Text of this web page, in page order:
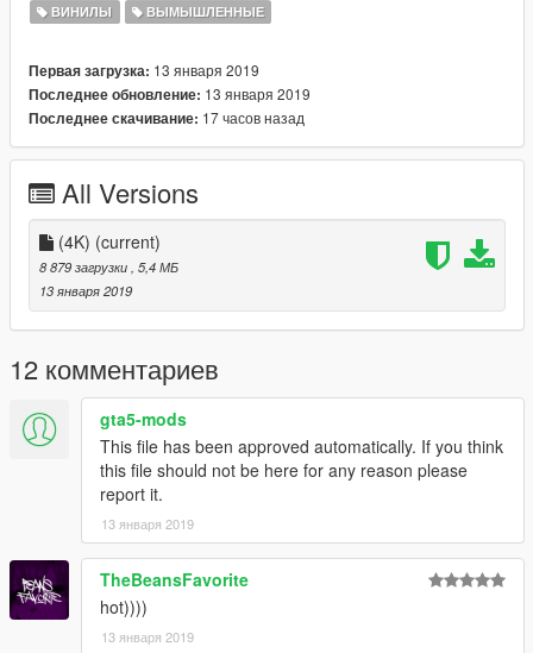
-Don't forget toLIKE MY PAGEfor updates on next releases
ВИНИЛЫ ВЫМЫШЛЕННЫЕ
Первая загрузка: 13 января 2019
Последнее обновление: 13 января 2019
Последнее скачивание: 17 часов назад
All Versions
(4K) (current)
8 879 загрузки , 5,4 МБ
13 января 2019
12 комментариев
gta5-mods
This file has been approved automatically. If you think
this file should not be here for any reason please
report it.
13 января 2019
TheBeansFavorite
hot))))
13 января 2019